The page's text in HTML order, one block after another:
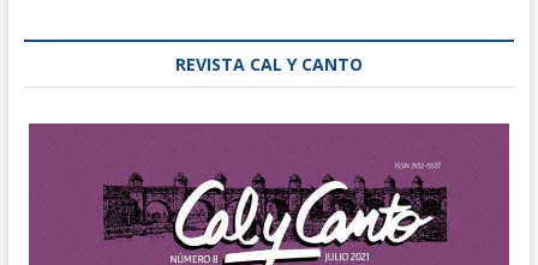
REVISTA CAL Y CANTO